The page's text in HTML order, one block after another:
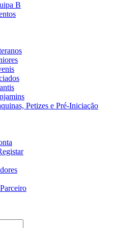
B
Petizes e Pré-Iniciação